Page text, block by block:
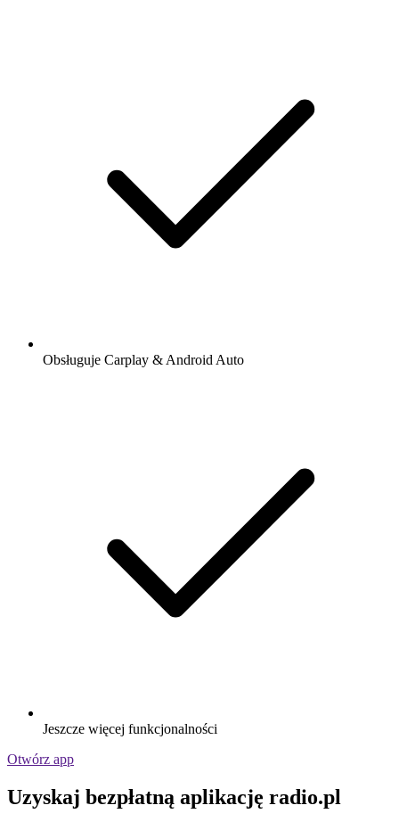
Obsługuje Carplay & Android Auto
Jeszcze więcej funkcjonalności
Otwórz app
Uzyskaj bezpłatną aplikację radio.pl